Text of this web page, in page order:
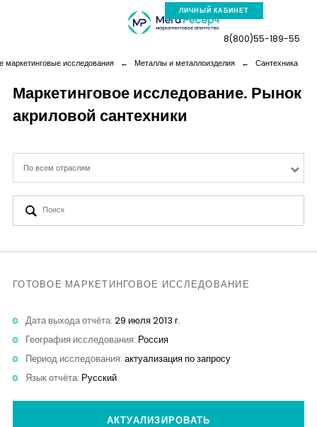
ЛИЧНЫЙ КАБИНЕТ
Компания
Услуги
Новая реальность
Аналитика
Контакты
8(800)55-189-55
маркетинговые исследования ← Металлы и металлоизделия ← Сантехника
Маркетинговое исследование. Рынок
акриловой сантехники
По всем отраслям
ГОТОВОЕ МАРКЕТИНГОВОЕ ИССЛЕДОВАНИЕ
Дата выхода отчёта: 29 июля 2013 г.
География исследования: Россия
Период исследования: актуализация по запросу
Язык отчёта: Русский
АКТУАЛИЗИРОВАТЬ